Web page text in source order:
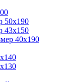
50x190
43х150
40х190